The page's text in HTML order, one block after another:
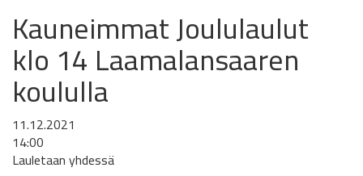
Kauneimmat Joululaulut
klo 14 Laamalansaaren
koululla
11.12.2021
14:00
Lauletaan yhdessä